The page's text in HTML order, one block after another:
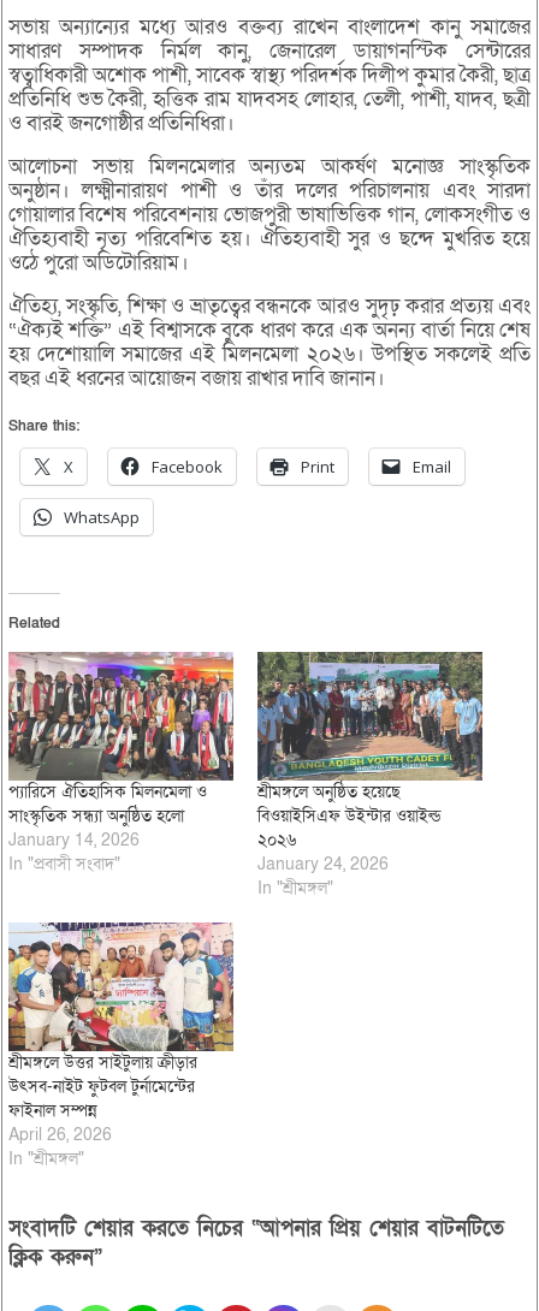
সভায় অন্যান্যের মধ্যে আরও বক্তব্য রাখেন বাংলাদেশ কানু সমাজের
সাধারণ সম্পাদক নির্মল কানু, জেনারেল ডায়াগনস্টিক সেন্টারের
স্বত্বাধিকারী অশোক পাশী, সাবেক স্বাস্থ্য পরিদর্শক দিলীপ কুমার কৈরী, ছাত্র
প্রতিনিধি শুভ কৈরী, হৃত্তিক রাম যাদবসহ লোহার, তেলী, পাশী, যাদব, ছত্রী
ও বারই জনগোষ্ঠীর প্রতিনিধিরা।
আলোচনা সভায় মিলনমেলার অন্যতম আকর্ষণ মনোজ্ঞ সাংস্কৃতিক
অনুষ্ঠান। লক্ষ্মীনারায়ণ পাশী ও তাঁর দলের পরিচালনায় এবং সারদা
গোয়ালার বিশেষ পরিবেশনায় ভোজপুরী ভাষাভিত্তিক গান, লোকসংগীত ও
ঐতিহ্যবাহী নৃত্য পরিবেশিত হয়। ঐতিহ্যবাহী সুর ও ছন্দে মুখরিত হয়ে
ওঠে পুরো অডিটোরিয়াম।
ঐতিহ্য, সংস্কৃতি, শিক্ষা ও ভ্রাতৃত্বের বন্ধনকে আরও সুদৃঢ় করার প্রত্যয় এবং
“ঐক্যই শক্তি” এই বিশ্বাসকে বুকে ধারণ করে এক অনন্য বার্তা নিয়ে শেষ
হয় দেশোয়ালি সমাজের এই মিলনমেলা ২০২৬। উপস্থিত সকলেই প্রতি
বছর এই ধরনের আয়োজন বজায় রাখার দাবি জানান।
Share this:
X Facebook Print Email
WhatsApp
Related
প্যারিসে ঐতিহাসিক মিলনমেলা ও
সাংস্কৃতিক সন্ধ্যা অনুষ্ঠিত হলো
January 14, 2026
In "প্রবাসী সংবাদ"
শ্রীমঙ্গলে অনুষ্ঠিত হয়েছে
বিওয়াইসিএফ উইন্টার ওয়াইল্ড
২০২৬
January 24, 2026
In "শ্রীমঙ্গল"
শ্রীমঙ্গলে উত্তর সাইটুলায় ক্রীড়ার
উৎসব-নাইট ফুটবল টুর্নামেন্টের
ফাইনাল সম্পন্ন
April 26, 2026
In "শ্রীমঙ্গল"
সংবাদটি শেয়ার করতে নিচের “আপনার প্রিয় শেয়ার বাটনটিতে
ক্লিক করুন”